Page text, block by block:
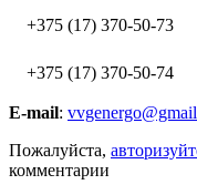
+375 (17) 370-50-73
+375 (17) 370-50-74
E-mail:
Пожалуйста,
комментарии